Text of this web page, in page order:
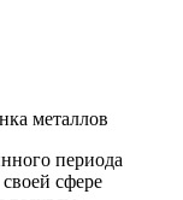
металлов
периода
сфере